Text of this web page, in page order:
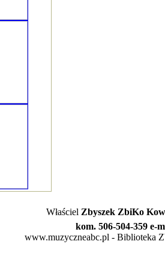
Właściel Zbyszek ZbiKo
kom. 506-504-359 e-
www.muzyczneabc.pl - Biblioteka